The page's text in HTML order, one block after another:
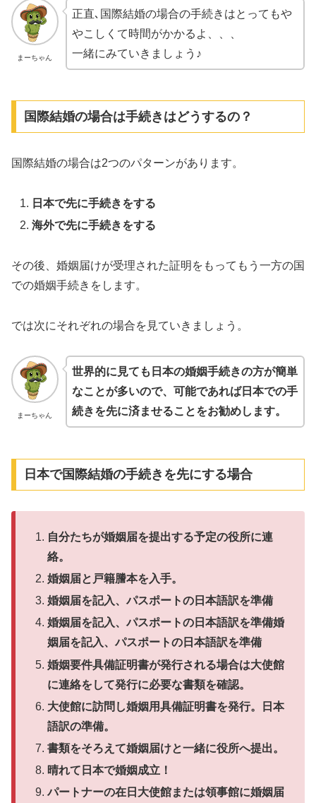
まーちゃん
正直､国際結婚の場合の手続きはとってもや
やこしくて時間がかかるよ、、、
一緒にみていきましょう♪
国際結婚の場合は手続きはどうするの？
国際結婚の場合は2つのパターンがあります。
日本で先に手続きをする
海外で先に手続きをする
その後、婚姻届けが受理された証明をもってもう一方の国
での婚姻手続きをします。
では次にそれぞれの場合を見ていきましょう。
まーちゃん
世界的に見ても日本の婚姻手続きの方が簡単
なことが多いので、可能であれば日本での手
続きを先に済ませることをお勧めします。
日本で国際結婚の手続きを先にする場合
自分たちが婚姻届を提出する予定の役所に連
絡。
婚姻届と戸籍謄本を入手。
婚姻届を記入、パスポートの日本語訳を準備
婚姻届を記入、パスポートの日本語訳を準備婚
姻届を記入、パスポートの日本語訳を準備
婚姻要件具備証明書が発行される場合は大使館
に連絡をして発行に必要な書類を確認。
大使館に訪問し婚姻用具備証明書を発行。日本
語訳の準備。
書類をそろえて婚姻届けと一緒に役所へ提出。
晴れて日本で婚姻成立！
パートナーの在日大使館または領事館に婚姻届